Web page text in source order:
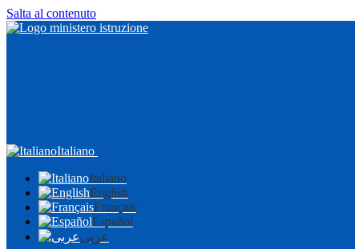
Salta al contenuto
Italiano
Italiano
English
Français
Español
عربى